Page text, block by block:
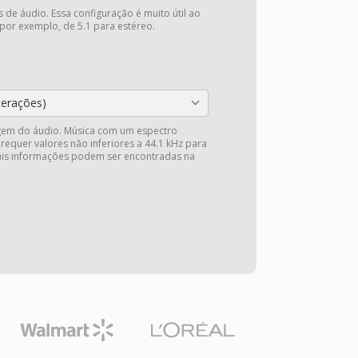
de áudio. Essa configuração é muito útil ao
exemplo, de 5.1 para estéreo.
do áudio. Música com um espectro
valores não inferiores a 44.1 kHz para
informações podem ser encontradas na